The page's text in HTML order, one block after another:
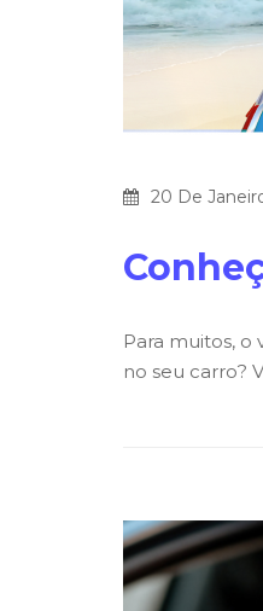
20 De
Para muitos,
no seu carro?